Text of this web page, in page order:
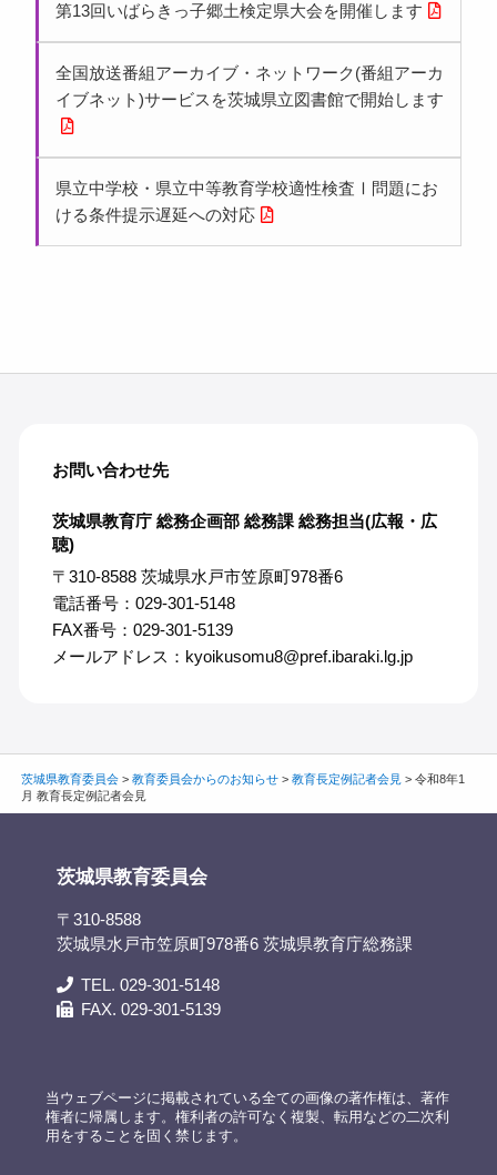
第13回いばらきっ子郷土検定県大会を開催します
全国放送番組アーカイブ・ネットワーク(番組アーカ
イブネット)サービスを茨城県立図書館で開始します
県立中学校・県立中等教育学校適性検査Ⅰ問題にお
ける条件提示遅延への対応
お問い合わせ先
茨城県教育庁 総務企画部 総務課 総務担当(広報・広
聴)
〒310-8588 茨城県水戸市笠原町978番6
電話番号：029-301-5148
FAX番号：029-301-5139
メールアドレス：kyoikusomu8@pref.ibaraki.lg.jp
茨城県教育委員会> 教育委員会からのお知らせ> 教育長定例記者会見 > 令和8年1
月 教育長定例記者会見
茨城県教育委員会
〒310-8588
茨城県水戸市笠原町978番6 茨城県教育庁総務課
TEL. 029-301-5148
FAX. 029-301-5139
当ウェブページに掲載されている全ての画像の著作権は、著作
権者に帰属します。権利者の許可なく複製、転用などの二次利
用をすることを固く禁じます。